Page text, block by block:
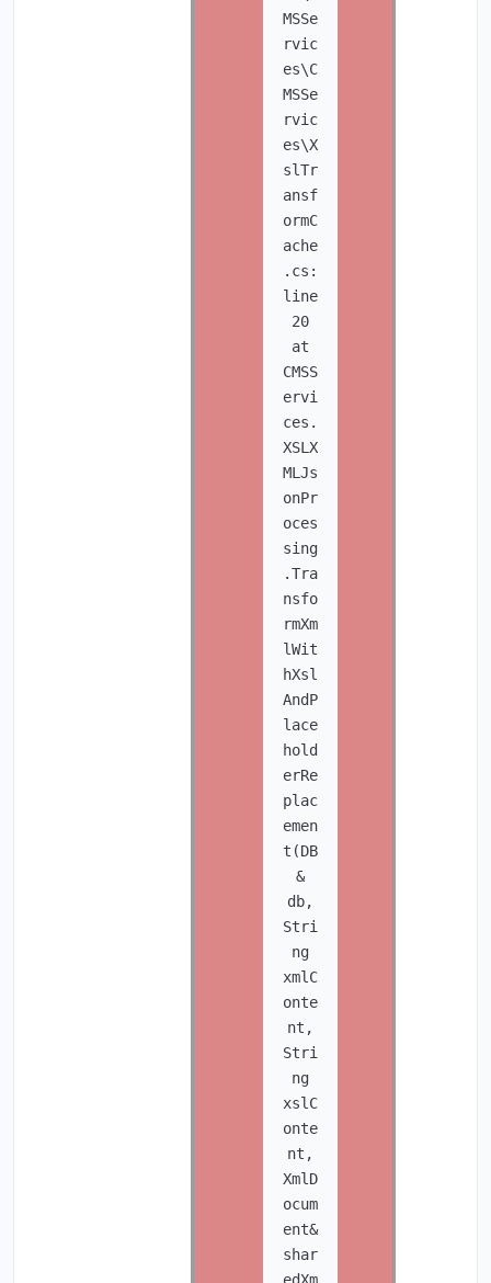
MSSe
rvic
es\C
MSSe
rvic
es\X
slTr
ansf
ormC
ache
.cs:
line
20
at
CMSS
ervi
ces.
XSLX
MLJs
onPr
oces
sing
.Tra
nsfo
rmXm
lWit
hXsl
AndP
lace
hold
erRe
plac
emen
t(DB
&
db,
Stri
ng
xmlC
onte
nt,
Stri
ng
xslC
onte
nt,
XmlD
ocum
ent&
shar